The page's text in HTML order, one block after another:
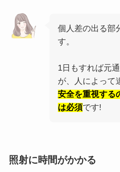
個人差の出る部
す。
1日もすれば元
が、人によって
安全を重視する
は必須です!
照射に時間がかかる